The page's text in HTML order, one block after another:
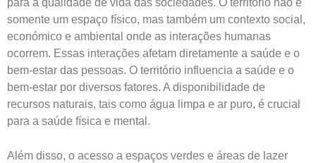
somente um espaço físico, mas também um contexto social,
económico e ambiental onde as interações humanas
ocorrem. Essas interações afetam diretamente a saúde e o
bem-estar das pessoas. O território influencia a saúde e o
bem-estar por diversos fatores. A disponibilidade de
recursos naturais, tais como água limpa e ar puro, é crucial
para a saúde física e mental.
Além disso, o acesso a espaços verdes e áreas de lazer